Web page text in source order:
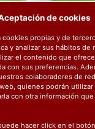
de cookies
cookies propias y de
y analizar sus hábitos de
el contenido que
con sus preferencias.
colaboradores de
quienes podrán utilizar
con otra información que
hacer click en el